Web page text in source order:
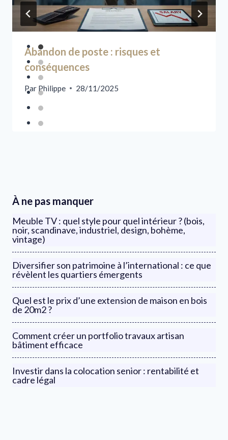
Abandon de poste : risques et
conséquences
Par Philippe 28/11/2025
À ne pas manquer
Meuble TV : quel style pour quel intérieur ? (bois,
noir, scandinave, industriel, design, bohème,
vintage)
Diversifier son patrimoine à l’international : ce que
révèlent les quartiers émergents
Quel est le prix d’une extension de maison en bois
de 20m2 ?
Comment créer un portfolio travaux artisan
bâtiment efficace
Investir dans la colocation senior : rentabilité et
cadre légal